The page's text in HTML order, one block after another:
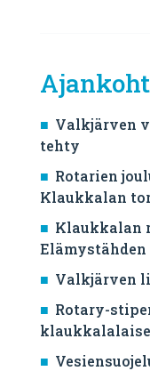
Valkjärven
tehty
Rotarien
Klaukkalan
Klaukkalan
Valkjärven
Rotary-